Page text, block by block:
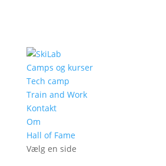
Camps og kurser
Tech camp
Train and Work
Kontakt
Om
Hall of Fame
Vælg en side